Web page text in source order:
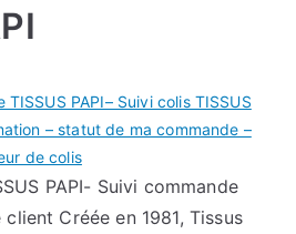
TISSUS PAPI– Suivi colis TISSUS
– statut de ma commande –
de colis
PAPI- Suivi commande
client Créée en 1981, Tissus